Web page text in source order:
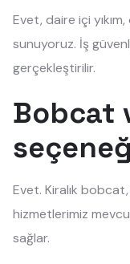
Evet, daire içi yıkım,
sunuyoruz. İş
gerçekleştirilir.
Bobcat
Evet. Kiralık bobcat,
hizmetlerimiz
sağlar.